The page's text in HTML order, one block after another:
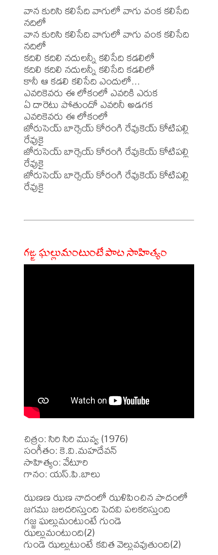
వాన కురిసి కలిసేది వాగులో వాగు వంక కలిసేది
నదిలో
వాన కురిసి కలిసేది వాగులో వాగు వంక కలిసేది
నదిలో
కదిలి కదిలి నదులన్నీ కలిసేది కడలిలో
కదిలి కదిలి నదులన్నీ కలిసేది కడలిలో
కానీ ఆ కడలి కలిసేది ఎందులో...
ఎవరికెవరు ఈ లోకంలో ఎవరికి ఎరుక
ఏ దారెటు పోతుందో ఎవరినీ అడగక
ఎవరికెవరు ఈ లోకంలో
జోరుసెయ్ బార్సెయ్ కోరంగి రేవుకెయ్ కోటిపల్లి
రేవుకై
జోరుసెయ్ బార్సెయ్ కోరంగి రేవుకెయ్ కోటిపల్లి
రేవుకై
జోరుసెయ్ బార్సెయ్ కోరంగి రేవుకెయ్ కోటిపల్లి
రేవుకై
గజ్జ ఘల్లుమంటుంటే పాట సాహిత్యం
చిత్రం: సిరి సిరి మువ్వ (1976)
సంగీతం: కె.వి.మహదేవన్
సాహిత్యం: వేటూరి
గానం: యస్.పి.బాలు
ఝణణ ఝణ నాదంలో ఝళిపించిన పాదంలో
జగము జలదరిస్తుంది పెదవి పలకరిస్తుంది
గజ్జ ఘల్లుమంటుంటే గుండె
ఝల్లుమంటుంది(2)
గుండె ఝల్లుటుంటే కవిత వెల్లువవుతుంది(2)